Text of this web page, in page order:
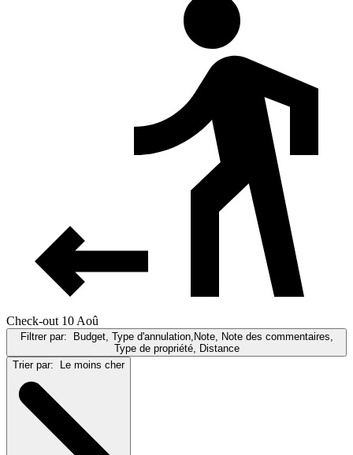
Check-out 10 Aoû
Filtrer par:
Budget, Type d'annulation,Note, Note des commentaires,
Type de propriété, Distance
Trier par:
Le moins cher